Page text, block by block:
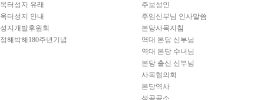
옥터성지 유래
옥터성지 안내
성지개발후원회
정해박해180주년기념
주보성인
주임신부님 인사말씀
본당사목지침
역대 본당 신부님
역대 본당 수녀님
본당 출신 신부님
사목협의회
본당역사
석곡공소